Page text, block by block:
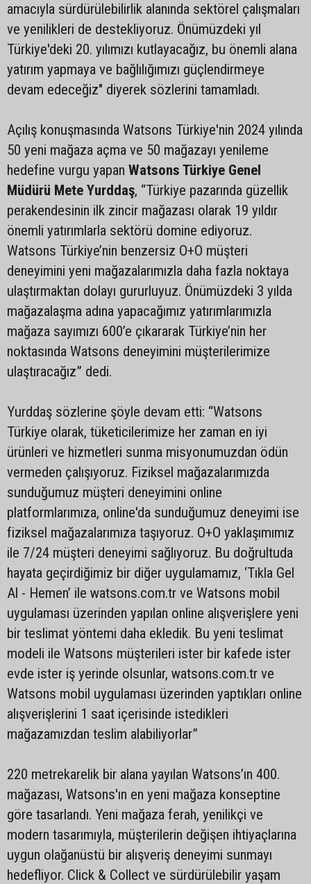
amacıyla sürdürülebilirlik alanında sektörel çalışmaları
ve yenilikleri de destekliyoruz. Önümüzdeki yıl
Türkiye'deki 20. yılımızı kutlayacağız, bu önemli alana
yatırım yapmaya ve bağlılığımızı güçlendirmeye
devam edeceğiz" diyerek sözlerini tamamladı.
Açılış konuşmasında Watsons Türkiye'nin 2024 yılında
50 yeni mağaza açma ve 50 mağazayı yenileme
hedefine vurgu yapan Watsons Türkiye Genel
Müdürü Mete Yurddaş, “Türkiye pazarında güzellik
perakendesinin ilk zincir mağazası olarak 19 yıldır
önemli yatırımlarla sektörü domine ediyoruz.
Watsons Türkiye’nin benzersiz O+O müşteri
deneyimini yeni mağazalarımızla daha fazla noktaya
ulaştırmaktan dolayı gururluyuz. Önümüzdeki 3 yılda
mağazalaşma adına yapacağımız yatırımlarımızla
mağaza sayımızı 600’e çıkararak Türkiye’nin her
noktasında Watsons deneyimini müşterilerimize
ulaştıracağız” dedi.
Yurddaş sözlerine şöyle devam etti: “Watsons
Türkiye olarak, tüketicilerimize her zaman en iyi
ürünleri ve hizmetleri sunma misyonumuzdan ödün
vermeden çalışıyoruz. Fiziksel mağazalarımızda
sunduğumuz müşteri deneyimini online
platformlarımıza, online'da sunduğumuz deneyimi ise
fiziksel mağazalarımıza taşıyoruz. O+O yaklaşımımız
ile 7/24 müşteri deneyimi sağlıyoruz. Bu doğrultuda
hayata geçirdiğimiz bir diğer uygulamamız, ‘Tıkla Gel
Al - Hemen’ ile watsons.com.tr ve Watsons mobil
uygulaması üzerinden yapılan online alışverişlere yeni
bir teslimat yöntemi daha ekledik. Bu yeni teslimat
modeli ile Watsons müşterileri ister bir kafede ister
evde ister iş yerinde olsunlar, watsons.com.tr ve
Watsons mobil uygulaması üzerinden yaptıkları online
alışverişlerini 1 saat içerisinde istedikleri
mağazamızdan teslim alabiliyorlar”
220 metrekarelik bir alana yayılan Watsons’ın 400.
mağazası, Watsons'ın en yeni mağaza konseptine
göre tasarlandı. Yeni mağaza ferah, yenilikçi ve
modern tasarımıyla, müşterilerin değişen ihtiyaçlarına
uygun olağanüstü bir alışveriş deneyimi sunmayı
hedefliyor. Click & Collect ve sürdürülebilir yaşam